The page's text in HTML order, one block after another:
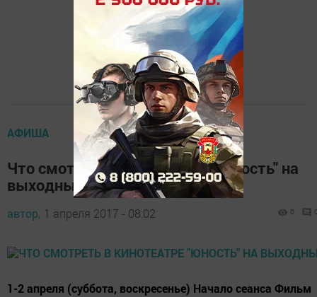
АФИША
Что смотреть в кинотеатре "Юность" на
выходных
автор, 1 апреля 2017 - 08:02 0
1-2 апреля (суббота, воскресенье) Начало сеанса Фильм